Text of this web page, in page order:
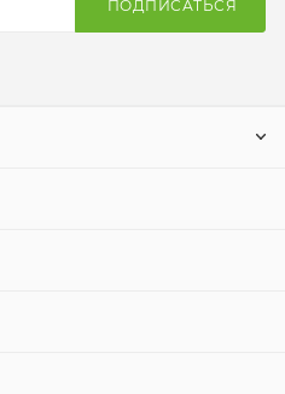
ПОДПИСАТЬСЯ